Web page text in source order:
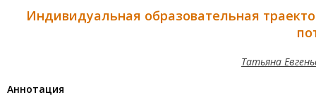
Индивидуальная образовательная
Татьяна
Aннотация